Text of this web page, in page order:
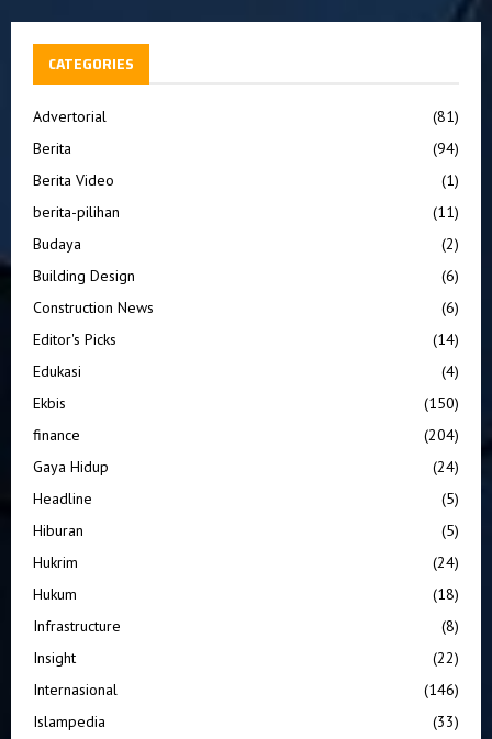
CATEGORIES
Advertorial
(81)
Berita
(94)
Berita Video
(1)
berita-pilihan
(11)
Budaya
(2)
Building Design
(6)
Construction News
(6)
Editor's Picks
(14)
Edukasi
(4)
Ekbis
(150)
finance
(204)
Gaya Hidup
(24)
Headline
(5)
Hiburan
(5)
Hukrim
(24)
Hukum
(18)
Infrastructure
(8)
Insight
(22)
Internasional
(146)
Islampedia
(33)